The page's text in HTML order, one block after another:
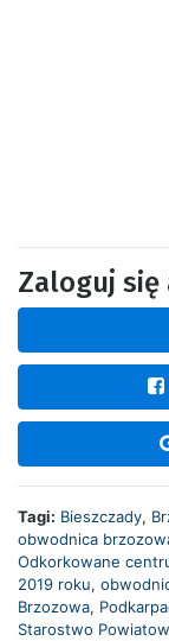
Zaloguj się
Tagi: Bieszczady,
obwodnica
Odkorkowane
2019 roku,
Brzozowa,
Starostwo